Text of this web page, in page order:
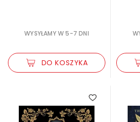
WYSYŁAMY W 5-7 DNI
DO KOSZYKA